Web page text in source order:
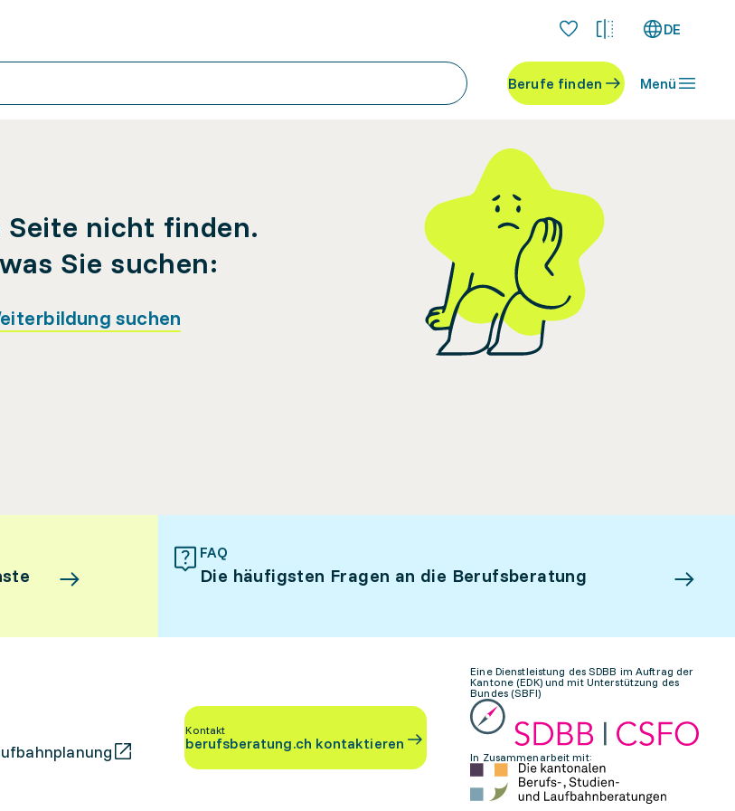
DE
Berufe finden Menü
nicht finden.
Sie suchen:
suchen
FAQ
Die häufigsten Fragen an die Berufsberatung
Kontakt
berufsberatung.ch kontaktieren
Eine Dienstleistung des SDBB im Auftrag der
Kantone (EDK) und mit Unterstützung des
Bundes (SBFI)
In Zusammenarbeit mit: